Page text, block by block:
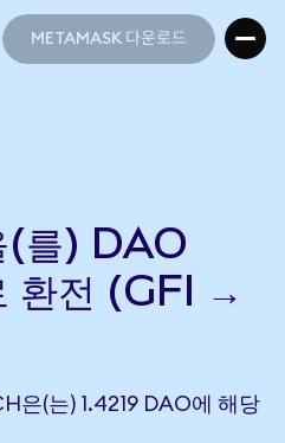
METAMASK 다운로드
를) DAO
환전 (GFI →
은(는) 1.4219 DAO에 해당